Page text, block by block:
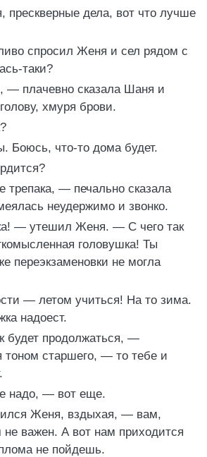
дела, вот что лучше
спросил Женя и сел рядом с
таки?
— плачевно сказала Шаня и
хмуря брови.
Боюсь, что-то дома будет.
— печально сказала
неудержимо и звонко.
— утешил Женя. — С чего так
головушка! Ты
переэкзаменовки не могла
— летом учиться! На то зима.
надоест.
будет продолжаться, —
старшего, — то тебе и
надо, — вот еще.
Женя, вздыхая, — вам,
важен. А вот нам приходится
не пойдешь.